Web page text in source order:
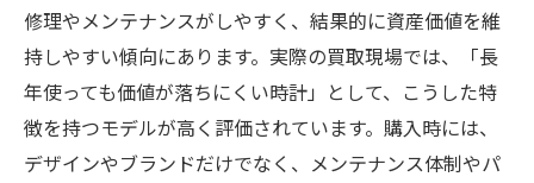
修理やメンテナンスがしやすく、結果的に資産価値を維
持しやすい傾向にあります。実際の買取現場では、「長
年使っても価値が落ちにくい時計」として、こうした特
徴を持つモデルが高く評価されています。購入時には、
デザインやブランドだけでなく、メンテナンス体制やパ